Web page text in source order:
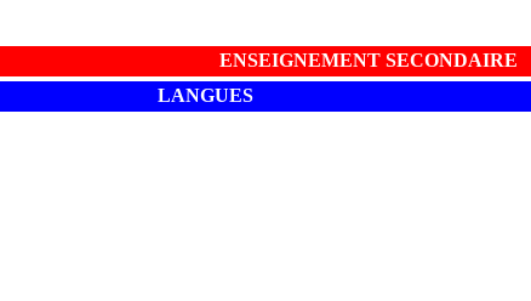
ENSEIGNEMENT SECONDAIRE
LANGUES